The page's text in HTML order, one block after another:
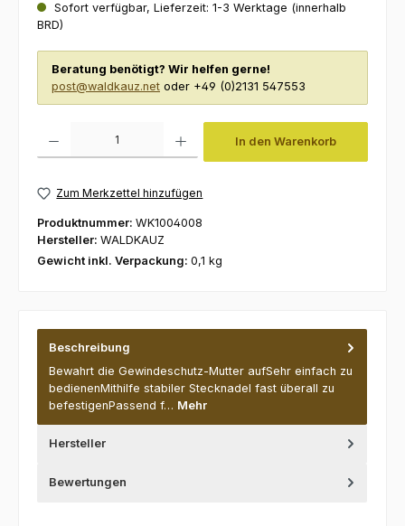
Sofort verfügbar, Lieferzeit: 1-3 Werktage (innerhalb
BRD)
Beratung benötigt? Wir helfen gerne!
post@waldkauz.net oder +49 (0)2131 547553
In den Warenkorb
Zum Merkzettel hinzufügen
Produktnummer: WK1004008
Hersteller: WALDKAUZ
Gewicht inkl. Verpackung: 0,1 kg
Beschreibung
Bewahrt die Gewindeschutz-Mutter aufSehr einfach zu
bedienenMithilfe stabiler Stecknadel fast überall zu
befestigenPassend f… Mehr
Hersteller
Bewertungen